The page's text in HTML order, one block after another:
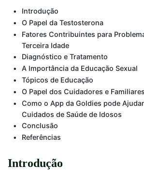
Introdução
O Papel da Testosterona
Fatores Contribuintes para
Terceira Idade
Diagnóstico e Tratamento
A Importância da Educação Sexual
Tópicos de Educação
O Papel dos Cuidadores e Familiares
Como o App da Goldies pode
Cuidados de Saúde de Idosos
Conclusão
Referências
Introdução